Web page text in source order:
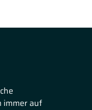
berichtet
der Studien
immer auf